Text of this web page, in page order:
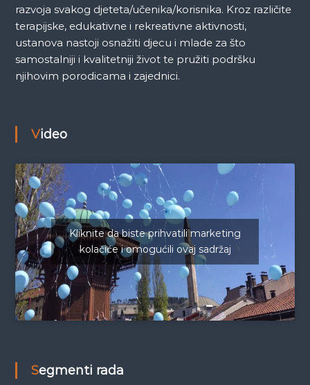
razvoja svakog djeteta/učenika/korisnika. Kroz različite
terapijske, edukativne i rekreativne aktivnosti,
ustanova nastoji osnažiti djecu i mlade za što
samostalniji i kvalitetniji život te pružiti podršku
njihovim porodicama i zajednici.
Video
Kliknite da biste prihvatili marketing
kolačiće i omogućili ovaj sadržaj
Segmenti rada